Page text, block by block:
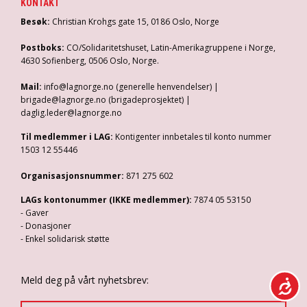
KONTAKT
Besøk: Christian Krohgs gate 15, 0186 Oslo, Norge
Postboks: CO/Solidaritetshuset, Latin-Amerikagruppene i Norge,
4630 Sofienberg, 0506 Oslo, Norge.
Mail: info@lagnorge.no (generelle henvendelser) |
brigade@lagnorge.no (brigadeprosjektet) |
daglig.leder@lagnorge.no
Til medlemmer i LAG: Kontigenter innbetales til konto nummer
1503 12 55446
Organisasjonsnummer: 871 275 602
LAGs kontonummer (IKKE medlemmer): 7874 05 53150
- Gaver
- Donasjoner
- Enkel solidarisk støtte
Meld deg på vårt nyhetsbrev: